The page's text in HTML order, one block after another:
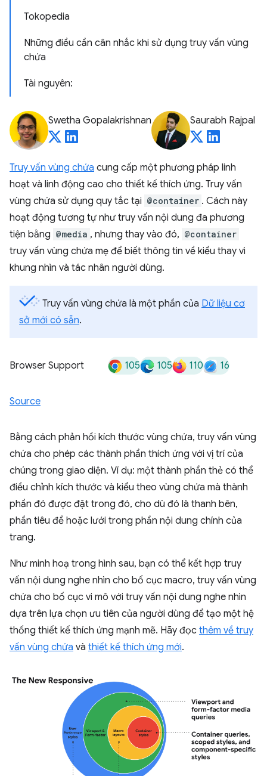
Tokopedia
Những điều cần cân nhắc khi sử dụng truy vấn vùng
chứa
Tài nguyên:
Swetha Gopalakrishnan Saurabh Rajpal
Truy vấn vùng chứa cung cấp một phương pháp linh
hoạt và linh động cao cho thiết kế thích ứng. Truy vấn
vùng chứa sử dụng quy tắc tại @container . Cách này
hoạt động tương tự như truy vấn nội dung đa phương
tiện bằng @media , nhưng thay vào đó, @container
truy vấn vùng chứa mẹ để biết thông tin về kiểu thay vì
khung nhìn và tác nhân người dùng.
Truy vấn vùng chứa là một phần của Dữ liệu cơ
sở mới có sẵn.
Browser Support 105 105 110 16
Source
Bằng cách phản hồi kích thước vùng chứa, truy vấn vùng
chứa cho phép các thành phần thích ứng với vị trí của
chúng trong giao diện. Ví dụ: một thành phần thẻ có thể
điều chỉnh kích thước và kiểu theo vùng chứa mà thành
phần đó được đặt trong đó, cho dù đó là thanh bên,
phần tiêu đề hoặc lưới trong phần nội dung chính của
trang.
Như minh hoạ trong hình sau, bạn có thể kết hợp truy
vấn nội dung nghe nhìn cho bố cục macro, truy vấn vùng
chứa cho bố cục vi mô với truy vấn nội dung nghe nhìn
dựa trên lựa chọn ưu tiên của người dùng để tạo một hệ
thống thiết kế thích ứng mạnh mẽ. Hãy đọc thêm về truy
vấn vùng chứa và thiết kế thích ứng mới.